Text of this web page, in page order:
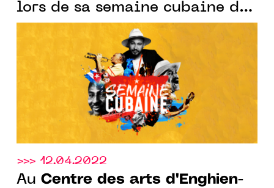
lors de sa semaine cubaine du
7 au 11 juin 2022
>>> 12.04.2022
Au Centre des arts d'Enghien-